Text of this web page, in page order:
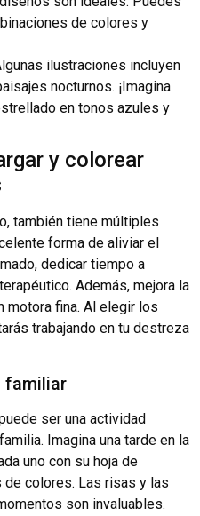
de colores y
ilustraciones incluyen
nocturnos. ¡Imagina
en tonos azules y
y colorear
también tiene múltiples
forma de aliviar el
dedicar tiempo a
Además, mejora la
motora fina. Al elegir los
trabajando en tu destreza
familiar
ser una actividad
Imagina una tarde en la
uno con su hoja de
de colores. Las risas y las
son invaluables.